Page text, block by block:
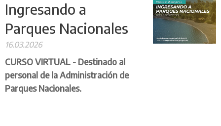
Ingresando a
Parques Nacionales
16.03.2026
CURSO VIRTUAL - Destinado al
personal de la Administración de
Parques Nacionales.